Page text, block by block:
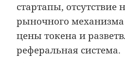
стартапы, отсутствие
рыночного
цены токена и
реферальная система.